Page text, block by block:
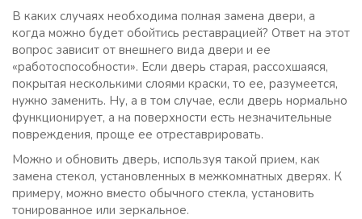
В каких случаях необходима полная замена двери, а
когда можно будет обойтись реставрацией? Ответ на этот
вопрос зависит от внешнего вида двери и ее
«работоспособности». Если дверь старая, рассохшаяся,
покрытая несколькими слоями краски, то ее, разумеется,
нужно заменить. Ну, а в том случае, если дверь нормально
функционирует, а на поверхности есть незначительные
повреждения, проще ее отреставрировать.
Можно и обновить дверь, используя такой прием, как
замена стекол, установленных в межкомнатных дверях. К
примеру, можно вместо обычного стекла, установить
тонированное или зеркальное.